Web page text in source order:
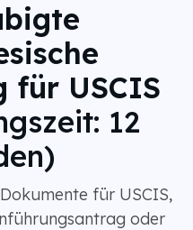
für USCIS
12
für USCIS,
oder